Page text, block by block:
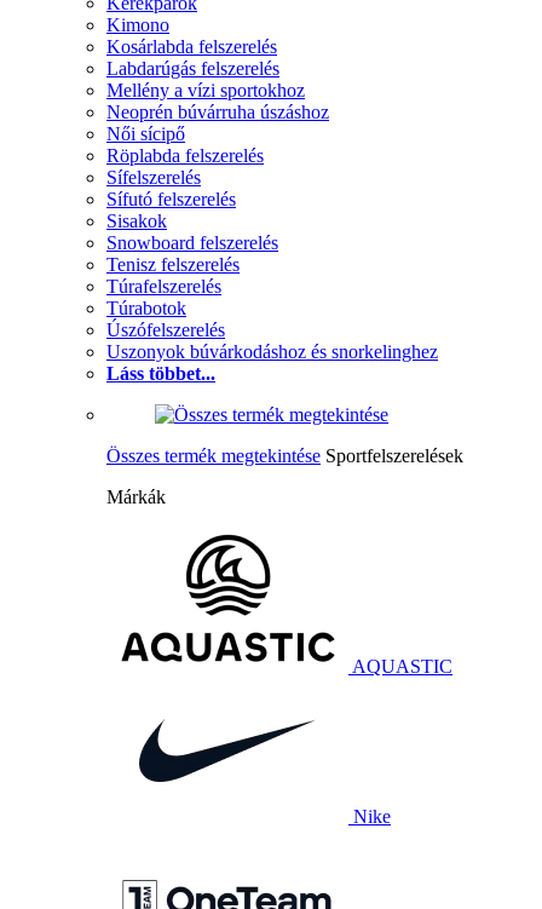
Kimono
Kosárlabda felszerelés
Labdarúgás felszerelés
Mellény a vízi sportokhoz
Neoprén búvárruha úszáshoz
Női sícipő
Röplabda felszerelés
Sífelszerelés
Sífutó felszerelés
Sisakok
Snowboard felszerelés
Tenisz felszerelés
Túrafelszerelés
Túrabotok
Úszófelszerelés
Uszonyok búvárkodáshoz és snorkelinghez
Láss többet...
Összes termék megtekintése Sportfelszerelések
Márkák
AQUASTIC
Nike